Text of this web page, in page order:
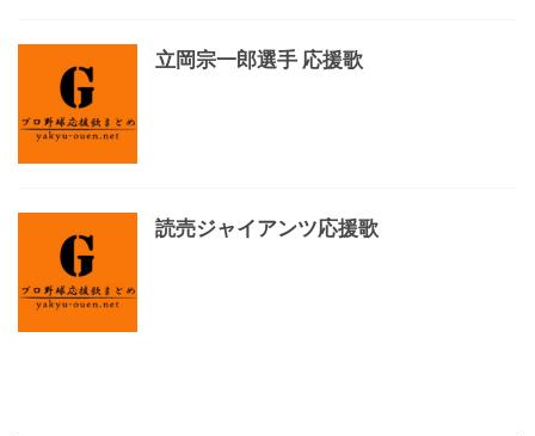
立岡宗一郎選手 応援歌
読売ジャイアンツ応援歌